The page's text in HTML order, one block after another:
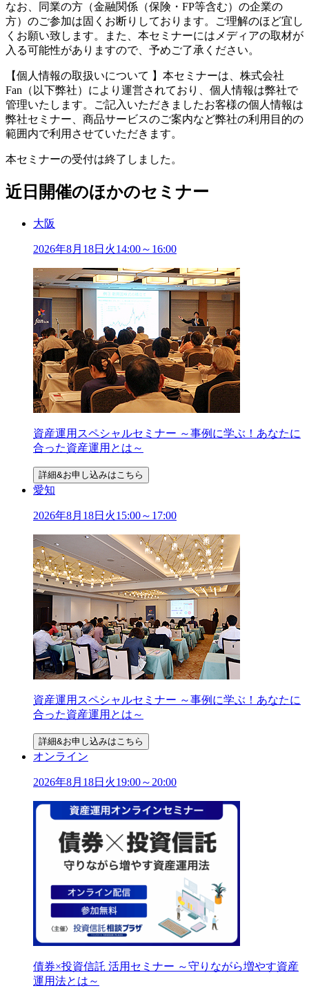
なお、同業の方（金融関係（保険・FP等含む）の企業の
方）のご参加は固くお断りしております。ご理解のほど宜し
くお願い致します。また、本セミナーにはメディアの取材が
入る可能性がありますので、予めご了承ください。
【個人情報の取扱いについて 】本セミナーは、株式会社
Fan（以下弊社）により運営されており、個人情報は弊社で
管理いたします。ご記入いただきましたお客様の個人情報は
弊社セミナー、商品サービスのご案内など弊社の利用目的の
範囲内で利用させていただきます。
本セミナーの受付は終了しました。
近日開催のほかのセミナー
大阪
2026年8月 18日 火14:00～16:00
資産運用スペシャルセミナー ～事例に学ぶ！あなたに
合った資産運用とは～
詳細&お申し込みはこちら
愛知
2026年8月 18日 火15:00～17:00
資産運用スペシャルセミナー ～事例に学ぶ！あなたに
合った資産運用とは～
詳細&お申し込みはこちら
オンライン
2026年8月 18日 火19:00～20:00
債券×投資信託 活用セミナー ～守りながら増やす資産
運用法とは～